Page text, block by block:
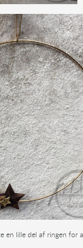
en lille del af ringen for